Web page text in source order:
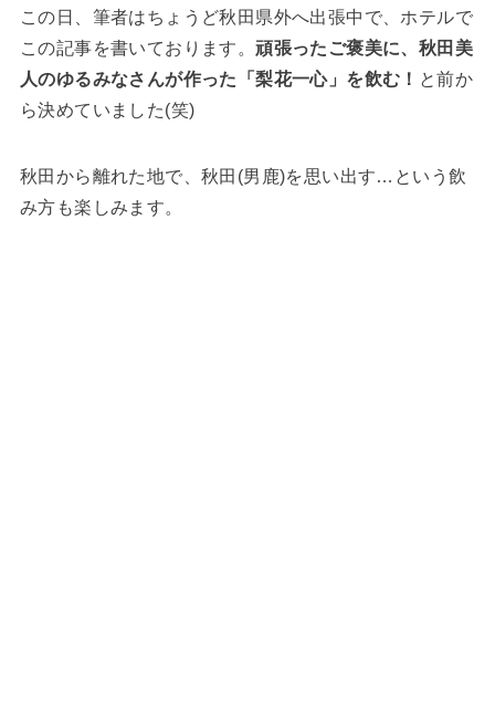
この日、筆者はちょうど秋田県外へ出張中で、ホテルで
この記事を書いております。頑張ったご褒美に、秋田美
人のゆるみなさんが作った「梨花一心」を飲む！ と前か
ら決めていました(笑)
秋田から離れた地で、秋田(男鹿)を思い出す…という飲
み方も楽しみます。